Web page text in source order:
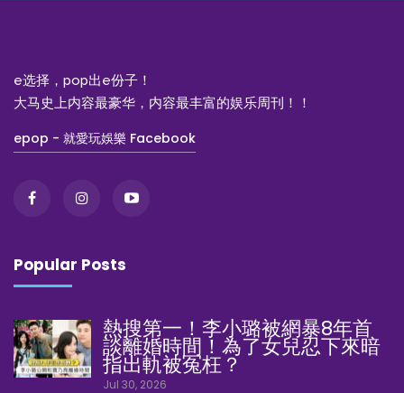
e选择，pop出e份子！
大马史上内容最豪华，内容最丰富的娱乐周刊！！
epop - 就愛玩娛樂 Facebook
Popular Posts
熱搜第一！李小璐被網暴8年首
談離婚時間！為了女兒忍下來暗
指出軌被冤枉？
Jul 30, 2026